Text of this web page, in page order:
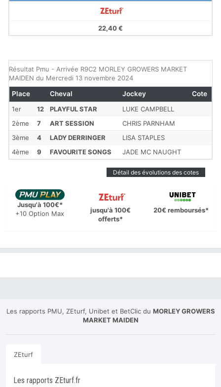
22,40 €
Résultat Pmu - Arrivée R9C2 MORLEY GROWERS MARKET
MAIDEN du Mercredi 13 novembre 2024
1er 12 PLAYFUL STAR
LUKE CAMPBELL
2ème
7 ART SESSION
CHRIS PARNHAM
3ème
4 LADY DERRINGER
LISA STAPLES
4ème
9 FAVOURITE SONGS JADE MC NAUGHT
Place Cheval Jockey Cote
Détail des évolutions des cotes
Jusqu'à 100€*
+10 Option Max
jusqu'à 100€
offerts*
20€ remboursés*
Les rapports PMU, ZEturf, Unibet et BetClic du MORLEY GROWERS
MARKET MAIDEN
ZEturf
Les rapports ZEturf.fr